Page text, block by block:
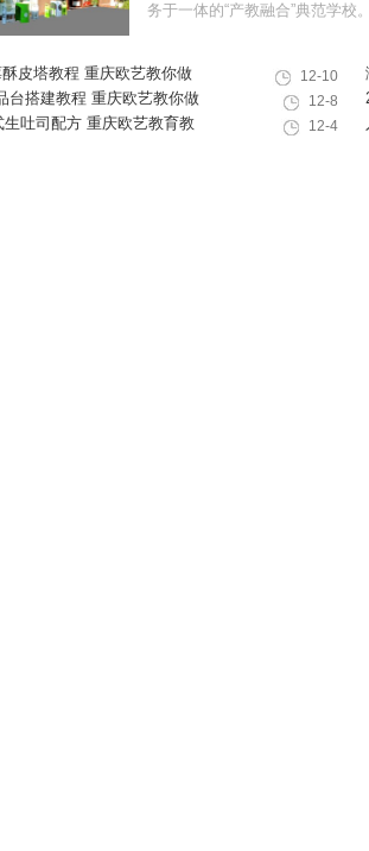
务于一体的“产教融合”典范学校
皮塔教程 重庆欧艺教你做
麦酥
12-10
台搭建教程 重庆欧艺教你做
组合
12-8
生吐司配方 重庆欧艺教育教
12-4